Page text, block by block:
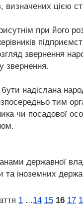
визначених цією
при його
звернення
звернення.
надіслана
тим
чи посадової
державної
та іноземних
1 ...14 15 16 17